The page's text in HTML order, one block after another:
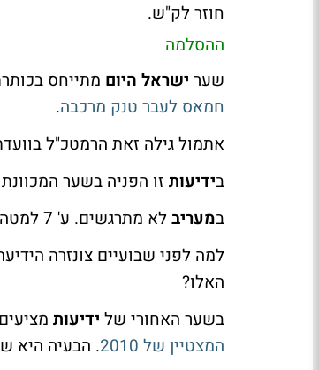
חוזר לק"ש.
ההסלמה
שער ישראל היום מתייחס
חמאס לעבר טנק מרכבה.
אתמול גילה זאת הרמטכ"ל
בידיעות זו הפניה בשער המכוונת לע' 4. העיסוק בהסלמה -
במעריב לא מתרגשים. ע' 7 למטה.
למה לפני שבועיים צונזרה
האלו?
בשער האחורי של ידיעות
המצטיין של 2010
. הבעיה היא